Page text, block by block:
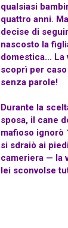
qualsiasi
quattro anni.
decise di
nascosto la
domestica… La
scoprì per
senza parole!
Durante la
sposa, il cane
mafioso ignorò
si sdraiò ai
cameriera — la
lei sconvolse